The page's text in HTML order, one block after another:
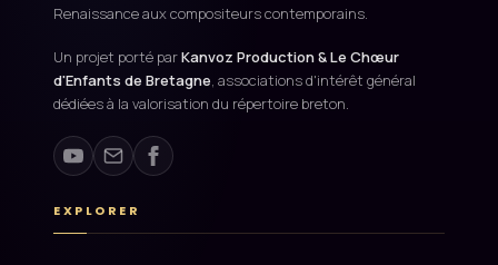
Renaissance aux compositeurs contemporains.
Un projet porté parKanvoz Production & Le Chœur
d'Enfants de Bretagne, associations d'intérêt général
dédiées à la valorisation du répertoire breton.
EXPLORER